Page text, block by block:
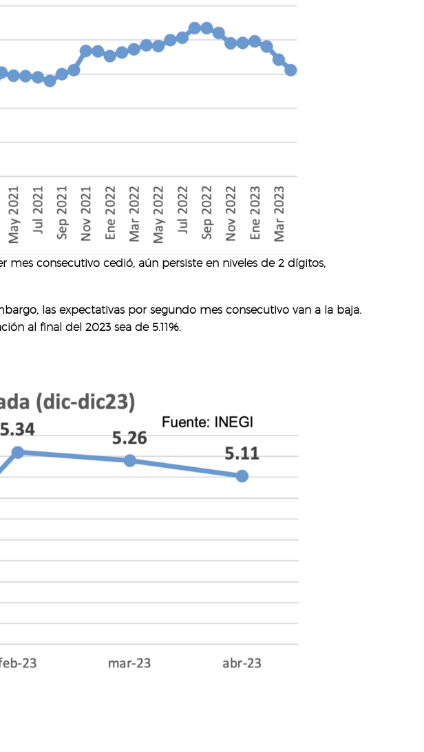
consecutivo cedió, aún persiste en niveles de 2 dígitos,
las expectativas por segundo mes consecutivo van a la baja.
al final del 2023 sea de 5.11%.